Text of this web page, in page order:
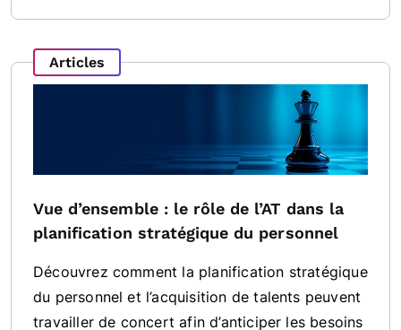
Articles
Vue d’ensemble : le rôle de l’AT dans la
planification stratégique du personnel
Découvrez comment la planification stratégique
du personnel et l’acquisition de talents peuvent
travailler de concert afin d’anticiper les besoins